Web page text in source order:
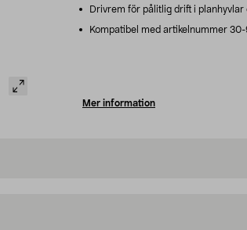
Drivrem för pålitlig drift i planhyvlar
Kompatibel med artikelnummer 30-
Mer information